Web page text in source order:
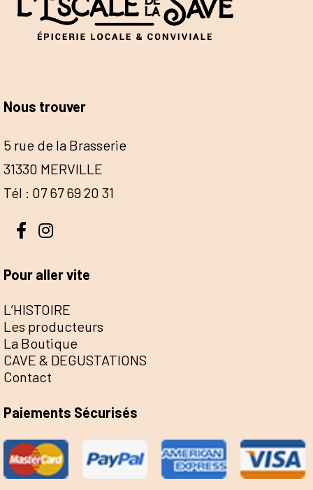
Nous trouver
5 rue de la Brasserie
31330 MERVILLE
Tél : 07 67 69 20 31
Pour aller vite
L’HISTOIRE
Les producteurs
La Boutique
CAVE & DEGUSTATIONS
Contact
Paiements Sécurisés